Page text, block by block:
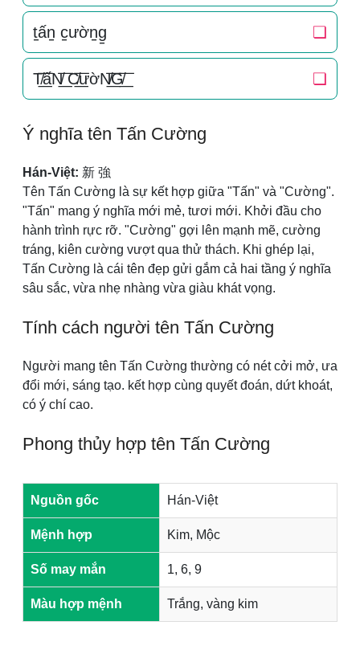
t̠ấn̠ c̠ườn̠g̠ ❏
T̸͟͞ấN̸͟͞ C̸͟͞ườN̸͟͞G̸͟͞ ❏
Ý nghĩa tên Tấn Cường
Hán-Việt: 新 強
Tên Tấn Cường là sự kết hợp giữa "Tấn" và "Cường".
"Tấn" mang ý nghĩa mới mẻ, tươi mới. Khởi đầu cho
hành trình rực rỡ. "Cường" gợi lên mạnh mẽ, cường
tráng, kiên cường vượt qua thử thách. Khi ghép lại,
Tấn Cường là cái tên đẹp gửi gắm cả hai tầng ý nghĩa
sâu sắc, vừa nhẹ nhàng vừa giàu khát vọng.
Tính cách người tên Tấn Cường
Người mang tên Tấn Cường thường có nét cởi mở, ưa
đổi mới, sáng tạo. kết hợp cùng quyết đoán, dứt khoát,
có ý chí cao.
Phong thủy hợp tên Tấn Cường
Nguồn gốc Hán-Việt
Mệnh hợp Kim, Mộc
Số may mắn 1, 6, 9
Màu hợp mệnh Trắng, vàng kim